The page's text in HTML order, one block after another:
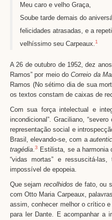
Meu caro e velho Graça,
Soube tarde demais do
felicidades atrasadas, e a
velhíssimo seu Carpeaux.1
A 26 de outubro de 1952, dez
Ramos” por meio doCorreio da
Ramos (No sétimo dia de sua
os textos constam de caixas de
Com sua força intelectual e
incondicional”. Graciliano,
representação social e
Brasil, elevando-se, com a
tragédia.3
Estilista, se a harmonia
“vidas mortas” e ressuscitá-
impossível de epopeia.
Que sejam recolhidos de fato, ou
com Otto Maria Carpeaux,
assim, conhecer melhor o crítico
para ler Dante. E acompanhar a